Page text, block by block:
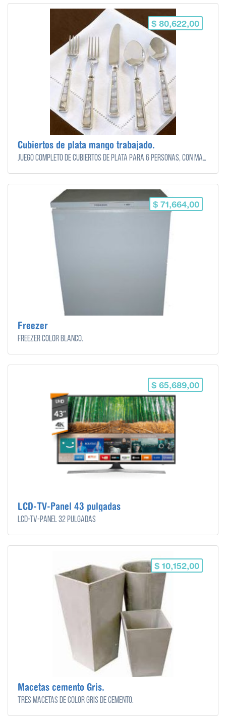
$ 80,622,00
Cubiertos de plata mango trabajado.
Juego completo de cubiertos de plata para 6 personas, con mango trabajdo.
$ 71,664,00
Freezer
Freezer color blanco.
$ 65,689,00
LCD-TV-Panel 43 pulgadas
LCD-TV-Panel 32 pulgadas
$ 10,152,00
Macetas cemento Gris.
Tres macetas de color gris de cemento.